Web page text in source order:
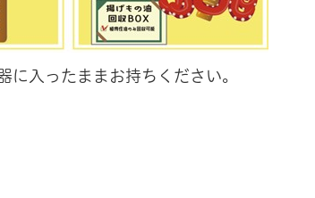
に入ったままお持ちください。